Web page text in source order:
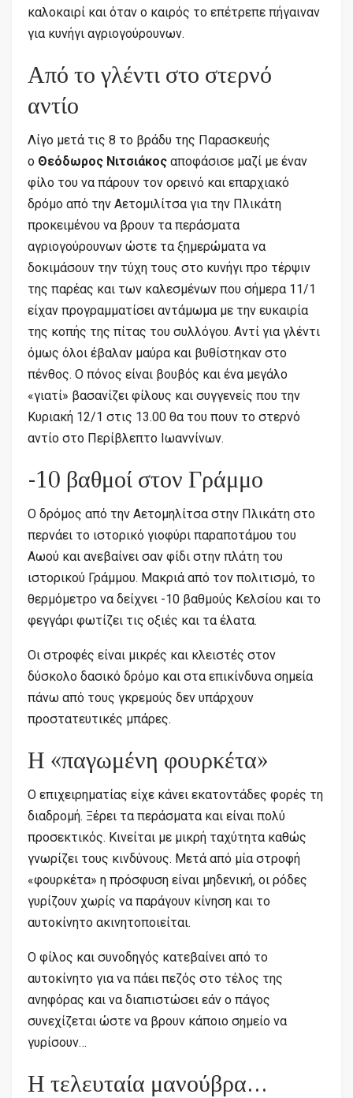
καλοκαιρί και όταν ο καιρός το επέτρεπε πήγαιναν
για κυνήγι αγριογούρουνων.
Από το γλέντι στο στερνό
αντίο
Λίγο μετά τις 8 το βράδυ της Παρασκευής
ο Θεόδωρος Νιτσιάκος αποφάσισε μαζί με έναν
φίλο του να πάρουν τον ορεινό και επαρχιακό
δρόμο από την Αετομιλίτσα για την Πλικάτη
προκειμένου να βρουν τα περάσματα
αγριογούρουνων ώστε τα ξημερώματα να
δοκιμάσουν την τύχη τους στο κυνήγι προ τέρψιν
της παρέας και των καλεσμένων που σήμερα 11/1
είχαν προγραμματίσει αντάμωμα με την ευκαιρία
της κοπής της πίτας του συλλόγου. Αντί για γλέντι
όμως όλοι έβαλαν μαύρα και βυθίστηκαν στο
πένθος. Ο πόνος είναι βουβός και ένα μεγάλο
«γιατί» βασανίζει φίλους και συγγενείς που την
Κυριακή 12/1 στις 13.00 θα του πουν το στερνό
αντίο στο Περίβλεπτο Ιωαννίνων.
-10 βαθμοί στον Γράμμο
Ο δρόμος από την Αετομηλίτσα στην Πλικάτη στο
περνάει το ιστορικό γιοφύρι παραποτάμου του
Αωού και ανεβαίνει σαν φίδι στην πλάτη του
ιστορικού Γράμμου. Μακριά από τον πολιτισμό, το
θερμόμετρο να δείχνει -10 βαθμούς Κελσίου και το
φεγγάρι φωτίζει τις οξιές και τα έλατα.
Οι στροφές είναι μικρές και κλειστές στον
δύσκολο δασικό δρόμο και στα επικίνδυνα σημεία
πάνω από τους γκρεμούς δεν υπάρχουν
προστατευτικές μπάρες.
Η «παγωμένη φουρκέτα»
Ο επιχειρηματίας είχε κάνει εκατοντάδες φορές τη
διαδρομή. Ξέρει τα περάσματα και είναι πολύ
προσεκτικός. Κινείται με μικρή ταχύτητα καθώς
γνωρίζει τους κινδύνους. Μετά από μία στροφή
«φουρκέτα» η πρόσφυση είναι μηδενική, οι ρόδες
γυρίζουν χωρίς να παράγουν κίνηση και το
αυτοκίνητο ακινητοποιείται.
Ο φίλος και συνοδηγός κατεβαίνει από το
αυτοκίνητο για να πάει πεζός στο τέλος της
ανηφόρας και να διαπιστώσει εάν ο πάγος
συνεχίζεται ώστε να βρουν κάποιο σημείο να
γυρίσουν…
Η τελευταία μανούβρα…